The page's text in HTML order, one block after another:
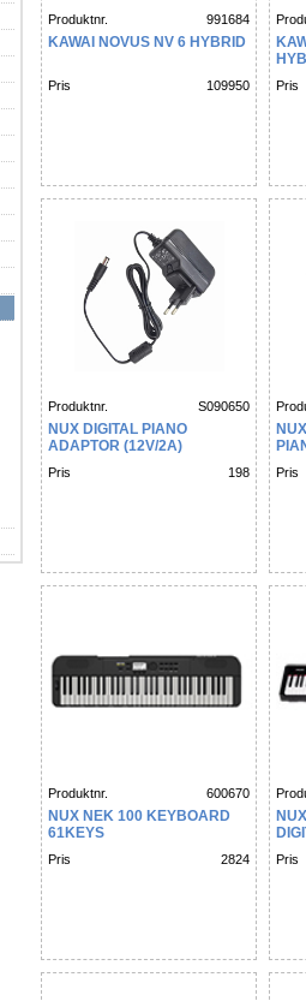
Produktnr. 991684
KAWAI NOVUS NV 6 HYBRID
Pris 109950 Pris
Produktnr. S090650
NUX DIGITAL PIANO
ADAPTOR (12V/2A)
Pris 198 Pris
Produktnr. 600670
NUX NEK 100 KEYBOARD
61KEYS
Pris 2824 Pris